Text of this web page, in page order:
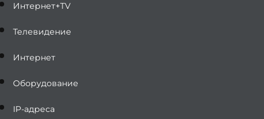
Интернет+TV
Телевидение
Интернет
Оборудование
IP-адреса